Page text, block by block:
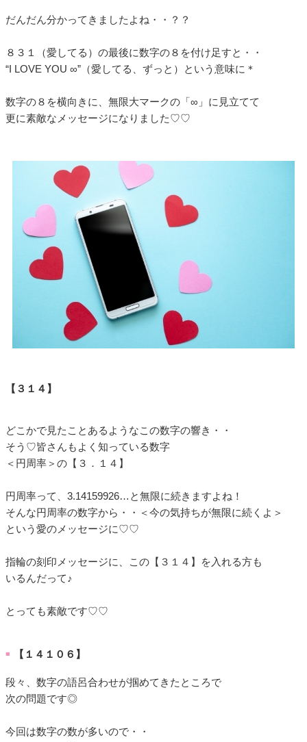
だんだん分かってきましたよね・・？？
８３１（愛してる）の最後に数字の８を付け足すと・・
“I LOVE YOU ∞”（愛してる、ずっと）という意味に＊
数字の８を横向きに、無限大マークの「∞」に見立てて
更に素敵なメッセージになりました♡♡
【３１４】
どこかで見たことあるようなこの数字の響き・・
そう♡皆さんもよく知っている数字
＜円周率＞の【３．１４】
円周率って、3.14159926…と無限に続きますよね！
そんな円周率の数字から・・＜今の気持ちが無限に続くよ＞
という愛のメッセージに♡♡
指輪の刻印メッセージに、この【３１４】を入れる方も
いるんだって♪
とっても素敵です♡♡
■ 【１４１０６】
段々、数字の語呂合わせが掴めてきたところで
次の問題です◎
今回は数字の数が多いので・・